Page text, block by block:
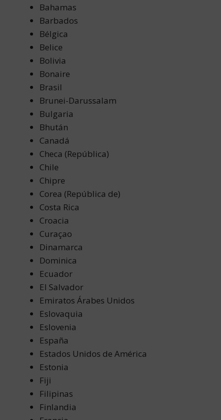
Bahamas
Barbados
Bélgica
Belice
Bolivia
Bonaire
Brasil
Brunei-Darussalam
Bulgaria
Bhután
Canadá
Checa (República)
Chile
Chipre
Corea (República de)
Costa Rica
Croacia
Curaçao
Dinamarca
Dominica
Ecuador
El Salvador
Emiratos Árabes Unidos
Eslovaquia
Eslovenia
España
Estados Unidos de América
Estonia
Fiji
Filipinas
Finlandia